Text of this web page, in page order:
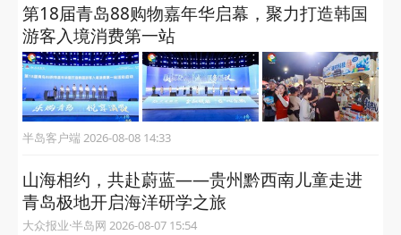
第18届青岛88购物嘉年华启幕，聚力打造韩国
游客入境消费第一站
半岛客户端 2026-08-08 14:33
山海相约，共赴蔚蓝——贵州黔西南儿童走进
青岛极地开启海洋研学之旅
大众报业·半岛网 2026-08-07 15:54